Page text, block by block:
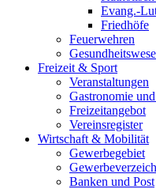
Evang.-
Friedhöfe
Feuerwehren
Freizeit & Sport
Veranstaltungen
Gastronomie
Freizeitangebot
Vereinsregister
Wirtschaft & Mobilität
Gewerbegebiet
Banken und Post